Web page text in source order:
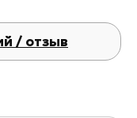
/ отзыв